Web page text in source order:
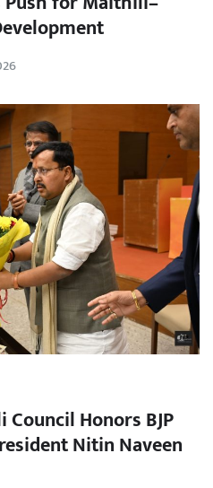
Honors BJP
Nitin Naveen